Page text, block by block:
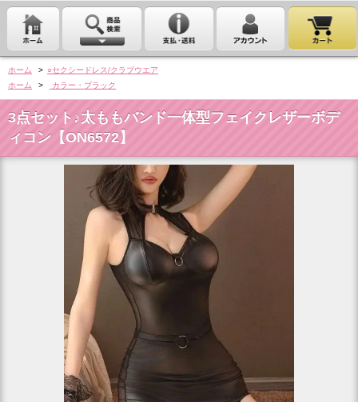
ホーム > ○セクシードレス/クラブウエア
ホーム
> カラー・ブラック
3点セット♪太ももバンド一体型フェイクレザーボデ
ィコン【ON6572】